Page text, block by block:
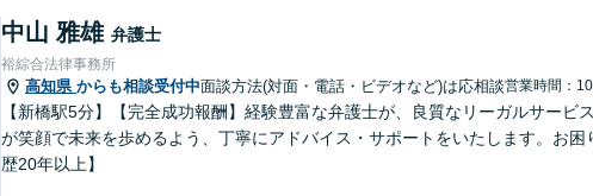
中山 雅雄 弁護士
裕綜合法律事務所
高知県 からも相談受付中面談方法(対面・電話・ビデオなど)は応相談営業時間：
【新橋駅5分】【完全成功報酬】経験豊富な弁護士が、良質なリーガルサービ
が笑顔で未来を歩めるよう、丁寧にアドバイス・サポートをいたします。お
歴20年以上】